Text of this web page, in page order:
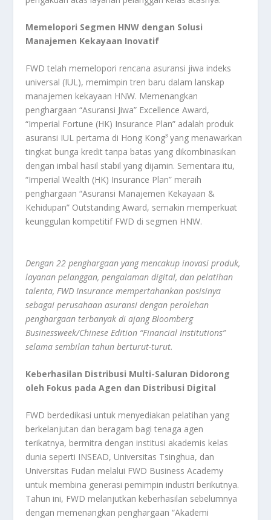
Memelopori Segmen HNW dengan Solusi
Manajemen Kekayaan Inovatif
FWD telah memelopori rencana asuransi jiwa indeks
universal (IUL), memimpin tren baru dalam lanskap
manajemen kekayaan HNW. Memenangkan
penghargaan “Asuransi Jiwa” Excellence Award,
“Imperial Fortune (HK) Insurance Plan” adalah produk
asuransi IUL pertama di Hong Kong³ yang menawarkan
tingkat bunga kredit tanpa batas yang dikombinasikan
dengan imbal hasil stabil yang dijamin. Sementara itu,
“Imperial Wealth (HK) Insurance Plan” meraih
penghargaan “Asuransi Manajemen Kekayaan &
Kehidupan” Outstanding Award, semakin memperkuat
keunggulan kompetitif FWD di segmen HNW.
Dengan 22 penghargaan yang mencakup inovasi produk,
layanan pelanggan, pengalaman digital, dan pelatihan
talenta, FWD Insurance mempertahankan posisinya
sebagai perusahaan asuransi dengan perolehan
penghargaan terbanyak di ajang Bloomberg
Businessweek/Chinese Edition “Financial Institutions”
selama sembilan tahun berturut-turut.
Keberhasilan Distribusi Multi-Saluran Didorong
oleh Fokus pada Agen dan Distribusi Digital
FWD berdedikasi untuk menyediakan pelatihan yang
berkelanjutan dan beragam bagi tenaga agen
terikatnya, bermitra dengan institusi akademis kelas
dunia seperti INSEAD, Universitas Tsinghua, dan
Universitas Fudan melalui FWD Business Academy
untuk membina generasi pemimpin industri berikutnya.
Tahun ini, FWD melanjutkan keberhasilan sebelumnya
dengan memenangkan penghargaan “Akademi